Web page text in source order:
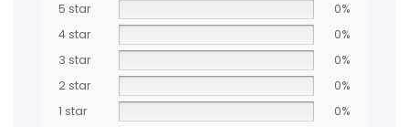
5 star
0%
4 star
0%
3 star
0%
2 star
0%
1 star
0%